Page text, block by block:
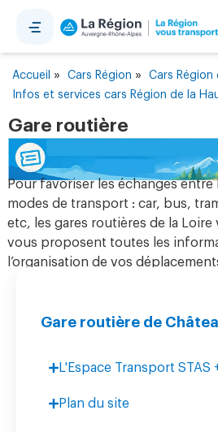
Accueil » Cars Région » Cars Région
Infos et services cars Région de la
Gare routière
Pour favoriser les échanges entre
modes de transport : car, bus,
etc, les gares routières de la
vous proposent toutes les
l’organisation de vos
Gare routière de
L'Espace Transport STAS
Plan du site